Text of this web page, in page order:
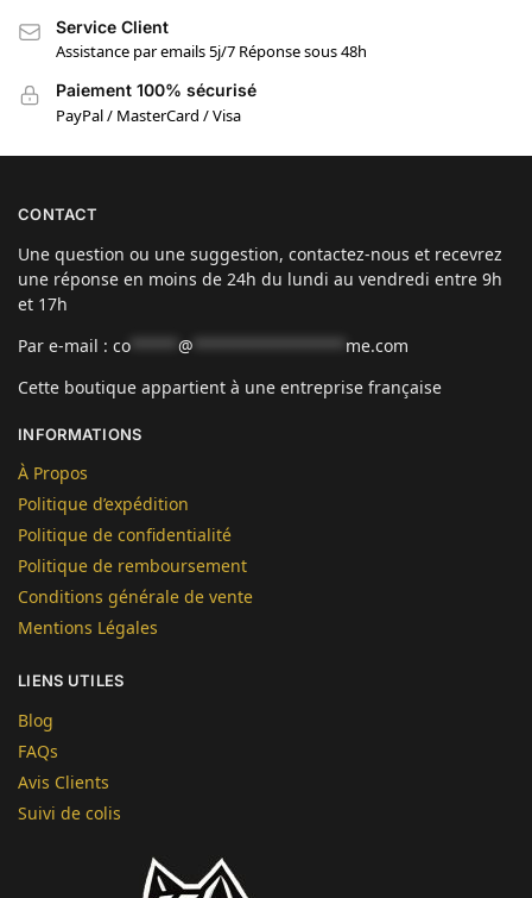
Service Client
Assistance par emails 5j/7 Réponse sous 48h
Paiement 100% sécurisé
PayPal / MasterCard / Visa
CONTACT
Une question ou une suggestion, contactez-nous et recevrez
une réponse en moins de 24h du lundi au vendredi entre 9h
et 17h
Par e-mail : co @
me.com
Cette boutique appartient à une entreprise française
INFORMATIONS
À Propos
Politique d’expédition
Politique de confidentialité
Politique de remboursement
Conditions générale de vente
Mentions Légales
LIENS UTILES
Blog
FAQs
Avis Clients
Suivi de colis